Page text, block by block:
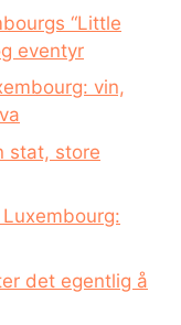
“Little
eventyr
vin,
stat, store
det egentlig å